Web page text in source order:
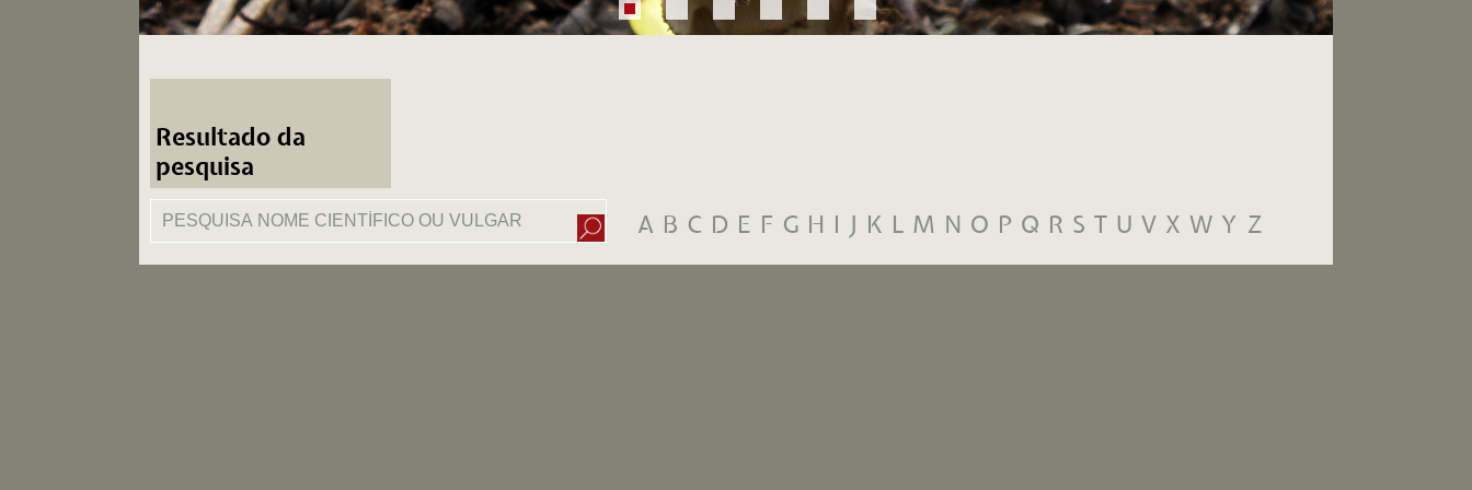
Resultado da
pesquisa
A B C D E F G H I J K L M N O P Q R S T U V X W Y Z